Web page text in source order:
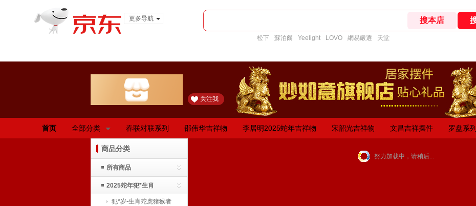
更多导航
松下 蘇泊爾 Yeelight LOVO 網易嚴選 天堂
关注我
首页 全部分类 春联对联系列 邵伟华吉祥物 李居明2025蛇年吉祥物 宋韶光吉祥物 文昌吉祥摆件 罗盘系列
商品分类
所有商品
2025蛇年犯*生肖
犯*岁-生肖蛇虎猪猴者
努力加载中，请稍后...